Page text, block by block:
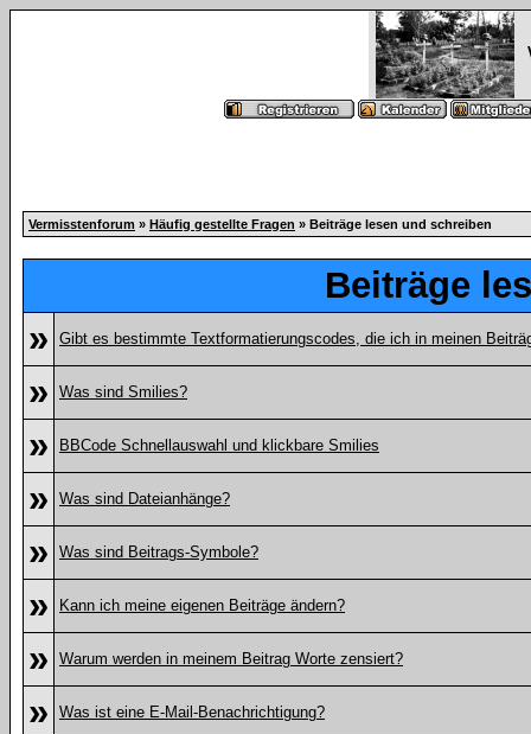
Vermisstenforum » Häufig gestellte Fragen » Beiträge lesen und schreiben
Beiträge
»
Gibt es bestimmte Textformatierungscodes, die ich in meinen
» Was sind Smilies?
» BBCode Schnellauswahl und klickbare Smilies
» Was sind Dateianhänge?
» Was sind Beitrags-Symbole?
» Kann ich meine eigenen Beiträge ändern?
» Warum werden in meinem Beitrag Worte zensiert?
» Was ist eine E-Mail-Benachrichtigung?